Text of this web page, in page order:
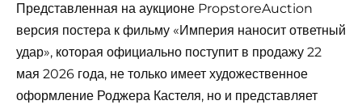
Представленная на аукционе PropstoreAuction
версия постера к фильму «Империя наносит ответный
удар», которая официально поступит в продажу 22
мая 2026 года, не только имеет художественное
оформление Роджера Кастеля, но и представляет